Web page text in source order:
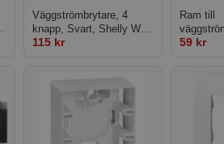
Väggströmbrytare, 4
knapp, Svart, Shelly WS
4xBtn Black
115 kr
Ram till
Svart,
59 kr